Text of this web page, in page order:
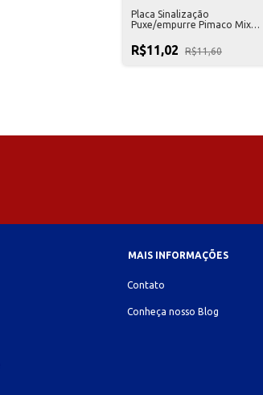
Placa Sinalização
Puxe/empurre Pimaco Mix
R$11,02 R$11,60
MAIS INFORMAÇÕES
Contato
Conheça nosso Blog